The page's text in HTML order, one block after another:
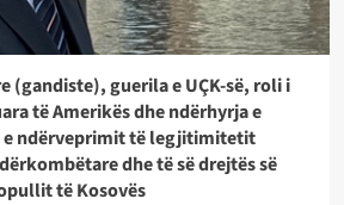
(gandiste), guerila e UÇK-së, roli i
të Amerikës dhe ndërhyrja e
e ndërveprimit të legjitimitetit
dhe të së drejtës së
të Kosovës